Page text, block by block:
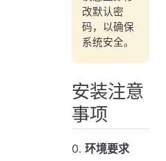
改默认密
码，以确保
系统安全。
安装注意
事项
环境要求